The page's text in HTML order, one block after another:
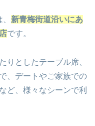
新青梅街道沿いにあ
です。
りとしたテーブル席、
、デートやご家族での
ど、様々なシーンで利